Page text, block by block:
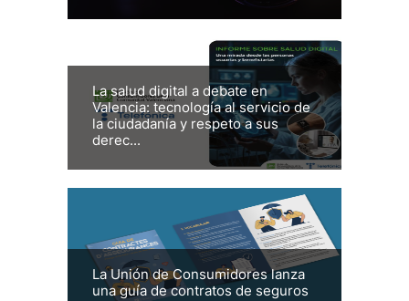
La salud digital a debate en
Valencia: tecnología al servicio de
la ciudadanía y respeto a sus
derec...
La Unión de Consumidores lanza
una guía de contratos de seguros